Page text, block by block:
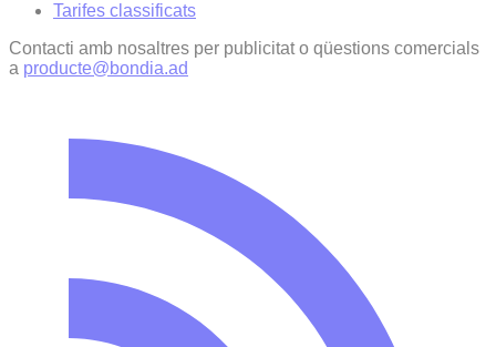
Tarifes classificats
Contacti amb nosaltres per publicitat o qüestions comercials
a producte@bondia.ad